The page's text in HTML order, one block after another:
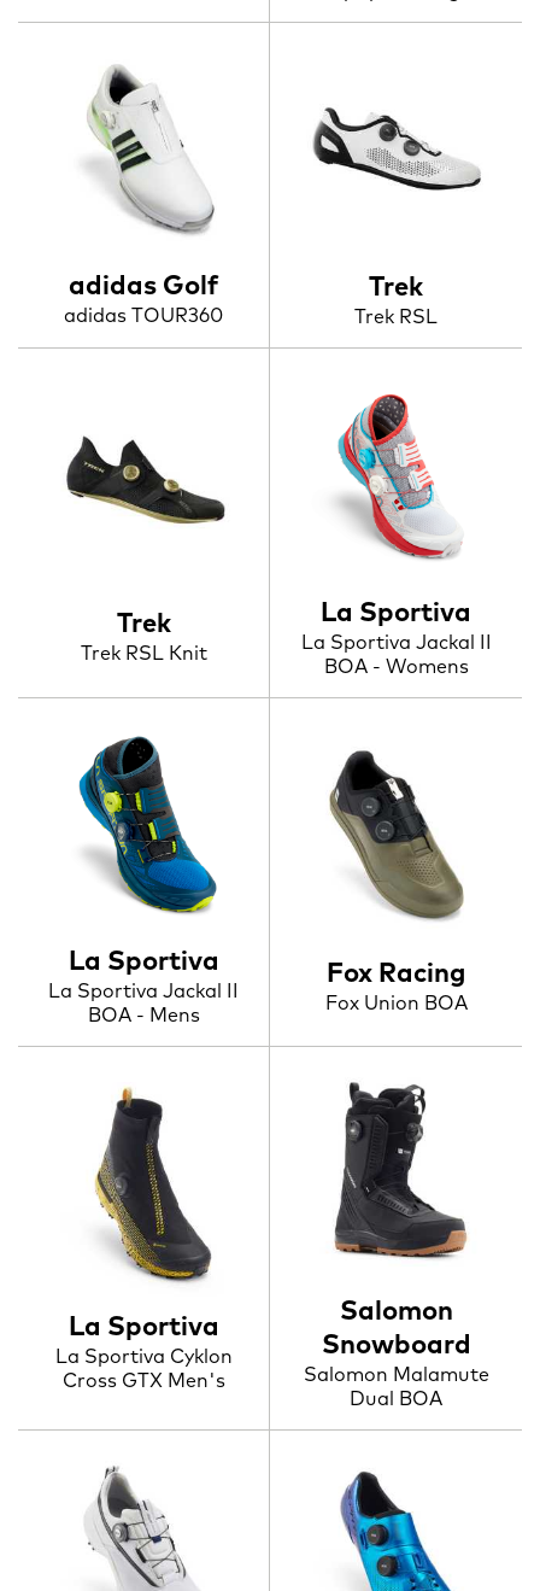
adidas Golf
adidas TOUR360
Trek
Trek RSL
Trek
Trek RSL Knit
La Sportiva
La Sportiva Jackal II
BOA - Womens
La Sportiva
La Sportiva Jackal II
BOA - Mens
Fox Racing
Fox Union BOA
La Sportiva
La Sportiva Cyklon
Cross GTX Men's
Salomon
Snowboard
Salomon Malamute
Dual BOA